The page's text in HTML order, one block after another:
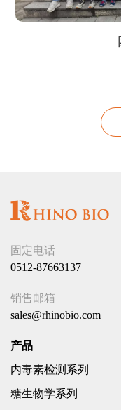
固定电话
0512-87663137
销售邮箱
sales@rhinobio.com
产品
内毒素检测系列
糖生物学系列